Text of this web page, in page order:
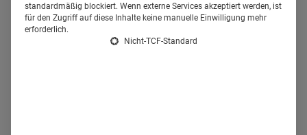
hören sich das gerne an. Was bedeutet das für die
Pharmabranche? Sie sollte Podcasts als
Marketinginstrument in ihre Kommunikationsstrategie
standardmäßig blockiert. Wenn externe Services akzeptiert werden, ist
für den Zugriff auf diese Inhalte keine manuelle Einwilligung mehr
erforderlich.
Nicht-TCF-Standard